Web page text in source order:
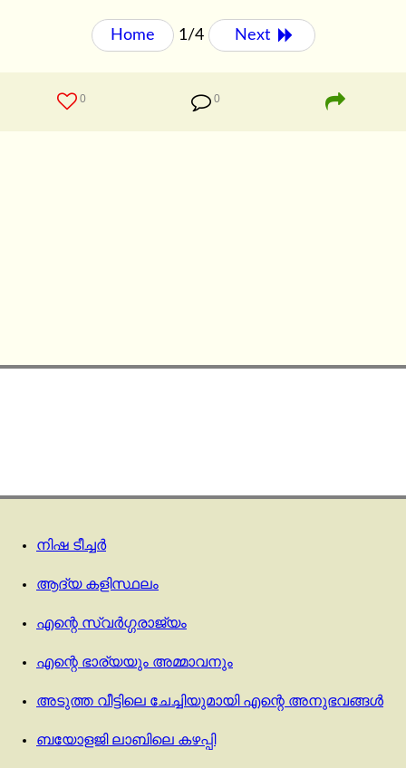
Home 1/4 Next
0 0
നിഷ ടീച്ചർ
ആദ്യ കളിസ്ഥലം
എന്റെ സ്വർഗ്ഗരാജ്യം
എന്റെ ഭാര്യയും അമ്മാവനും
അടുത്ത വീട്ടിലെ ചേച്ചിയുമായി എന്റെ അനുഭവങ്ങൾ
ബയോളജി ലാബിലെ കഴപ്പി